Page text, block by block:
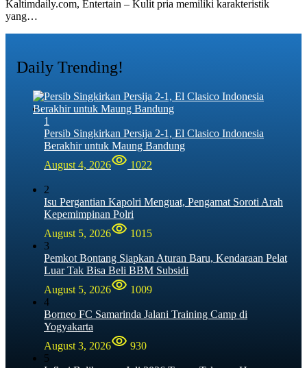
Kaltimdaily.com, Entertain – Kulit pria memiliki karakteristik
yang…
Daily Trending!
1
Persib Singkirkan Persija 2-1, El Clasico Indonesia
Berakhir untuk Maung Bandung
August 4, 2026
1022
2
Isu Pergantian Kapolri Menguat, Pengamat Soroti Arah
Kepemimpinan Polri
August 5, 2026
1015
3
Pemkot Bontang Siapkan Aturan Baru, Kendaraan Pelat
Luar Tak Bisa Beli BBM Subsidi
August 5, 2026
1009
4
Borneo FC Samarinda Jalani Training Camp di
Yogyakarta
August 3, 2026
930
5